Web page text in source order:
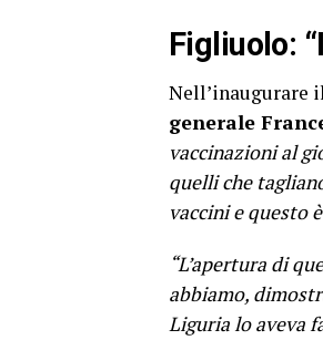
Figliuolo:
Nell’inaugurare
generale
vaccinazioni al
quelli che
vaccini e questo
“L’apertura di
abbiamo,
Liguria lo aveva